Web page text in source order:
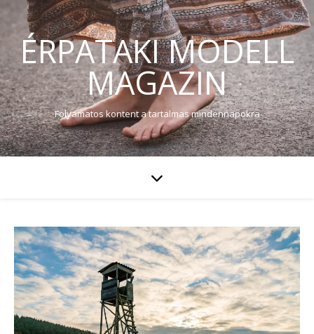
ÉRPATAKI MODELL
MAGAZIN
Folyamatos kontent a tartalmas mindennapokra